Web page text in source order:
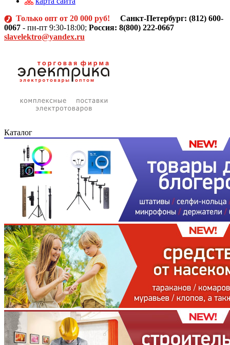
Только опт от 20 000 руб! Санкт-Петербург: (812) 600-
0067 - пн-пт 9:30-18:00; Россия: 8(800) 222-0667
slavelektro@yandex.ru
Каталог